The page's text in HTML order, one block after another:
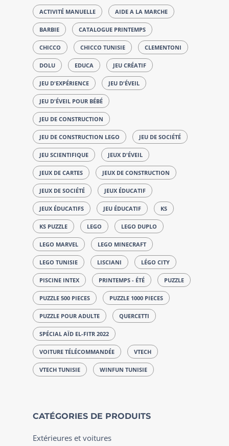
ACTIVITÉ MANUELLE AIDE A LA MARCHE
BARBIE CATALOGUE PRINTEMPS
CHICCO CHICCO TUNISIE CLEMENTONI
DOLU EDUCA JEU CRÉATIF
JEU D'EXPÉRIENCE JEU D'ÉVEIL
JEU D'ÉVEIL POUR BÉBÉ
JEU DE CONSTRUCTION
JEU DE CONSTRUCTION LEGO JEU DE SOCIÉTÉ
JEU SCIENTIFIQUE JEUX D'ÉVEIL
JEUX DE CARTES JEUX DE CONSTRUCTION
JEUX DE SOCIÉTÉ JEUX ÉDUCATIF
JEUX ÉDUCATIFS JEU ÉDUCATIF KS
KS PUZZLE LEGO LEGO DUPLO
LEGO MARVEL LEGO MINECRAFT
LEGO TUNISIE LISCIANI LÉGO CITY
PISCINE INTEX PRINTEMPS - ÉTÉ PUZZLE
PUZZLE 500 PIECES PUZZLE 1000 PIECES
PUZZLE POUR ADULTE QUERCETTI
SPÉCIAL AÏD EL-FITR 2022
VOITURE TÉLÉCOMMANDÉE VTECH
VTECH TUNISIE WINFUN TUNISIE
CATÉGORIES DE PRODUITS
Extérieures et voitures